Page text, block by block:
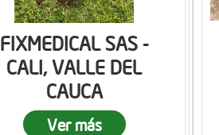
FIXMEDICAL SAS -
CALI, VALLE DEL
CAUCA
Ver más